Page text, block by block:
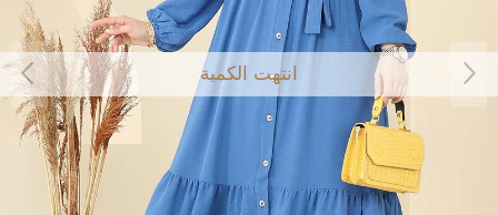
انتهت الكمية